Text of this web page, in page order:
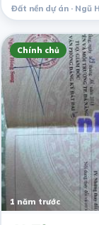
Đất nền dự án · Ngũ
Chính chủ
1 năm trước